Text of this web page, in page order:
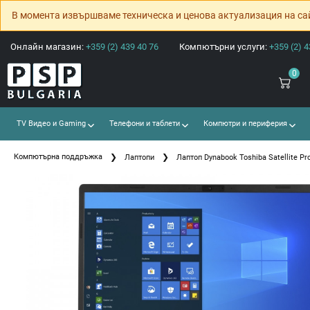
В момента извършваме техническа и ценова актуализация на
Онлайн магазин: +359 (2) 439 40 76 Компютърни услуги: +359 (2)
0
TV Видео и Gaming Телефони и таблети Компютри и периферия
Компютърна поддръжка Лаптопи Лаптоп Dynabook Toshiba Satellite